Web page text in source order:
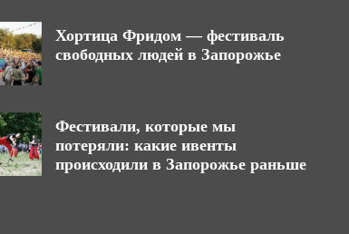
Хортица Фридом — фестиваль
свободных людей в Запорожье
Фестивали, которые мы
потеряли: какие ивенты
происходили в Запорожье раньше